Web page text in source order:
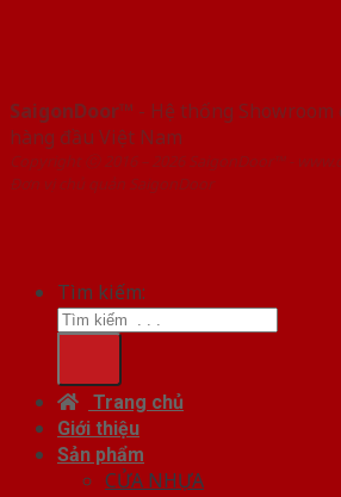
SaigonDoor™ - Hệ thống
hàng đầu Việt Nam
Copyright ⓒ 2016 – 2026 SaigonDoor™ -
Đơn vị chủ quản SaigonDoor
Tìm kiếm:
Trang chủ
Giới thiệu
Sản phẩm
CỬA NHỰA